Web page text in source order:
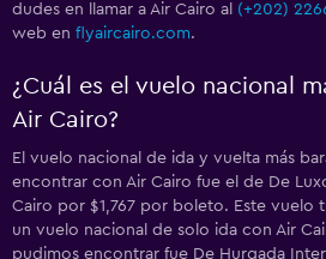
dudes en llamar a Air Cairo al (+202)
web en flyaircairo.com.
¿Cuál es el vuelo nacional
Air Cairo?
El vuelo nacional de ida y vuelta más
encontrar con Air Cairo fue el de De
Cairo por $1,767 por boleto. Este vuelo
un vuelo nacional de solo ida con Air
pudimos encontrar fue De Hurgada